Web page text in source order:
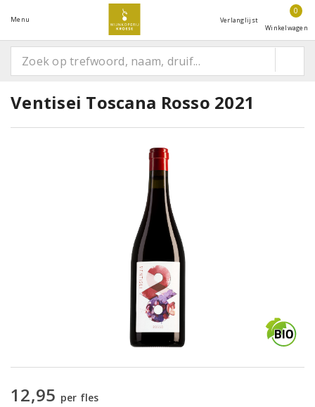
Menu Verlanglijst
0
Winkelwagen
Ventisei Toscana Rosso 2021
12,95 per fles